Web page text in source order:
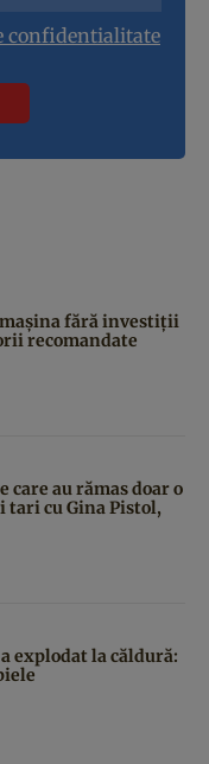
confidentialitate
fără investiții
recomandate
care au rămas doar o
cu Gina Pistol,
explodat la căldură: